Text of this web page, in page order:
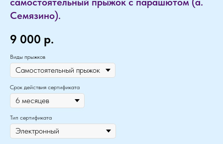
Семязино).
9 000 р.
Виды прыжков
Срок действия сертификата
Тип сертификата